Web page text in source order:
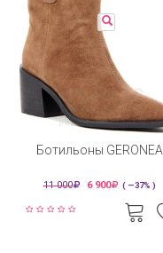
Ботильоны GERONEA
11 000 6 900 ( —37% )